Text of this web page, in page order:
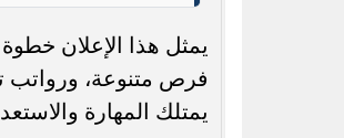
يمثل هذا الإعلان
فرص متنوعة، ورواتب
يمتلك المهارة